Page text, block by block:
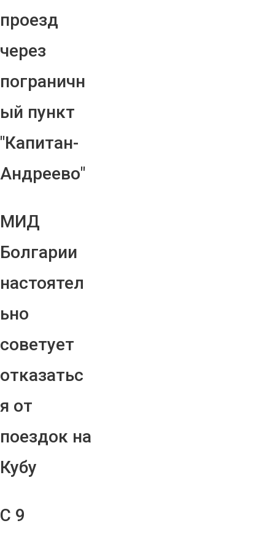
проезд
через
пограничн
ый пункт
"Капитан-
Андреево"
МИД
Болгарии
настоятел
ьно
советует
отказатьс
я от
поездок на
Кубу
С 9